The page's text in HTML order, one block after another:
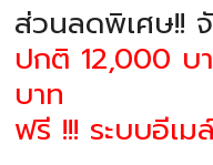
ส่วนลดพิเศษ!!
ปกติ 12,000 บ
บาท
ฟรี !!! ระบบอีเม